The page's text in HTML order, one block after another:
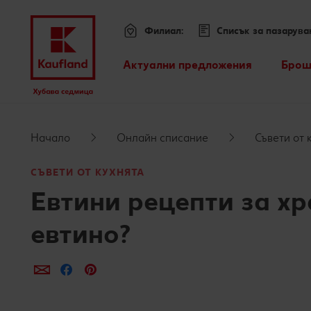
Футър
Sticky side bar
Меню
Актуални предложения
Филиал: Списък за
Начало Онлайн списание Съвети от
СЪВЕТИ ОТ КУХНЯТА
Евтини рецепти за
евтино?
Сподели по e-mail
Сподели във Facebook